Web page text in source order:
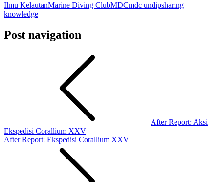
Ilmu KelautanMarine Diving ClubMDCmdc undipsharing
knowledge
Post navigation
After Report: Aksi
Ekspedisi Corallium XXV
After Report: Ekspedisi Corallium XXV